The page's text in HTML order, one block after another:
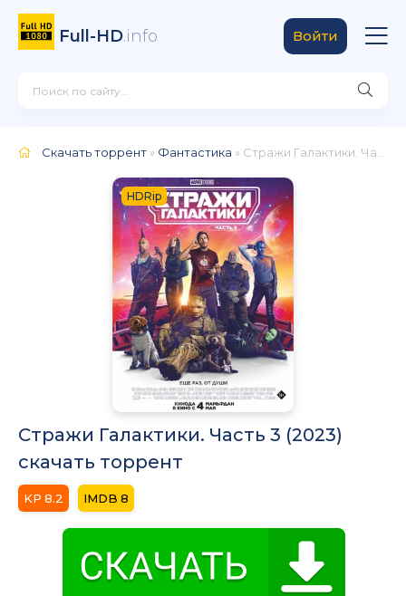
Full-HD.info Войти
Скачать торрент » Фантастика » Стражи Галактики. Часть 3
HDRip
Стражи Галактики. Часть 3 (2023)
скачать торрент
8.2 8